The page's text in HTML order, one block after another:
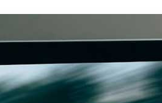
دریافت مجدد کد:00:59
تایید کد